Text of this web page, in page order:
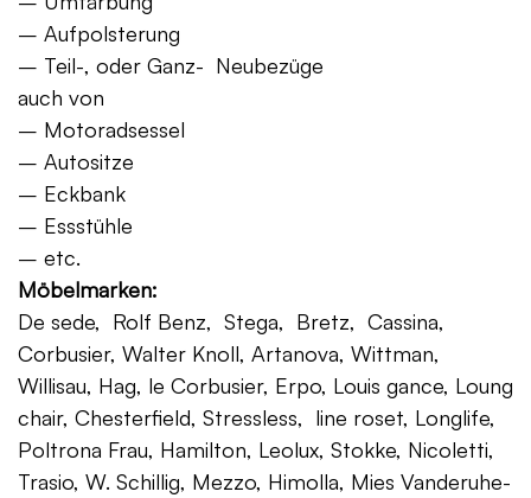
– Aufpolsterung
– Teil-, oder Ganz- Neubezüge
auch von
– Motoradsessel
– Autositze
– Eckbank
– Essstühle
– etc.
Möbelmarken:
De sede, Rolf Benz, Stega, Bretz, Cassina,
Corbusier, Walter Knoll, Artanova, Wittman,
Willisau, Hag, le Corbusier, Erpo, Louis gance, Loung
chair, Chesterfield, Stressless, line roset, Longlife,
Poltrona Frau, Hamilton, Leolux, Stokke, Nicoletti,
Trasio, W. Schillig, Mezzo, Himolla, Mies Vanderuhe-